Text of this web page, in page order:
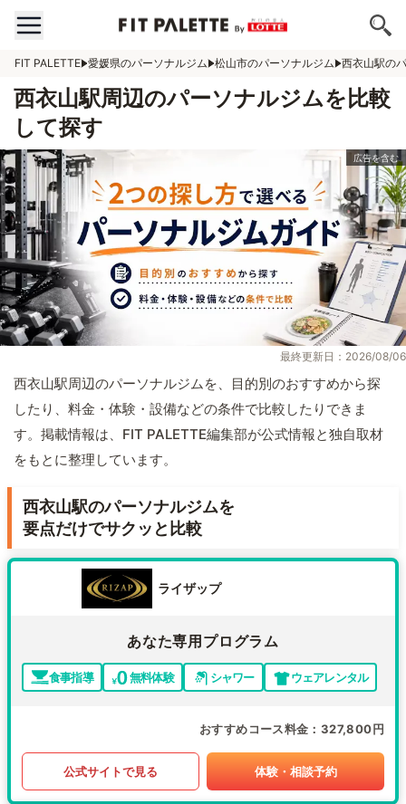
FIT PALETTE 愛媛県のパーソナルジム 松山市のパーソナルジム 西衣山駅の
西衣山駅周辺のパーソナルジムを比較
して探す
最終更新日：2026/08/06
西衣山駅周辺のパーソナルジムを、目的別のおすすめから探
したり、料金・体験・設備などの条件で比較したりできま
す。掲載情報は、FIT PALETTE編集部が公式情報と独自取材
をもとに整理しています。
西衣山駅のパーソナルジムを
要点だけでサクッと比較
ライザップ
あなた専用プログラム
食事指導 無料体験 シャワー ウェアレンタル
おすすめコース料金 327,800円
公式サイトで見る 体験・相談予約